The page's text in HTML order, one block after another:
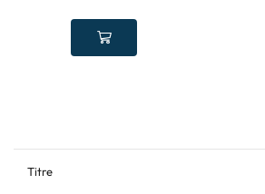
Titre